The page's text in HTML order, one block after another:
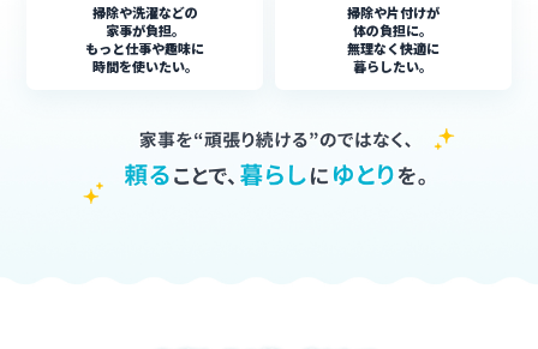
掃除や洗濯などの
家事が負担。
もっと仕事や趣味に
時間を使いたい。
掃除や片付けが
体の負担に。
無理なく快適に
暮らしたい。